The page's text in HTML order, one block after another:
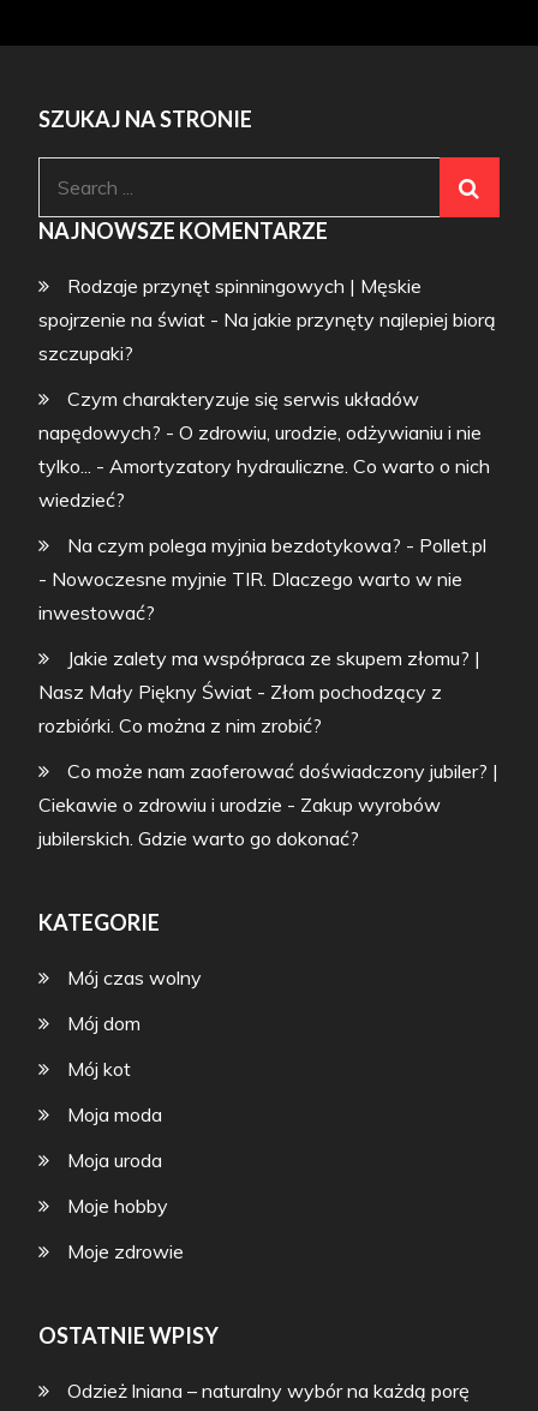
SZUKAJ NA STRONIE
NAJNOWSZE KOMENTARZE
Rodzaje przynęt spinningowych | Męskie
spojrzenie na świat - Na jakie przynęty najlepiej biorą
szczupaki?
Czym charakteryzuje się serwis układów
napędowych? - O zdrowiu, urodzie, odżywianiu i nie
tylko... -Amortyzatory hydrauliczne. Co warto o nich
wiedzieć?
Na czym polega myjnia bezdotykowa? - Pollet.pl
- Nowoczesne myjnie TIR. Dlaczego warto w nie
inwestować?
Jakie zalety ma współpraca ze skupem złomu? |
Nasz Mały Piękny Świat - Złom pochodzący z
rozbiórki. Co można z nim zrobić?
Co może nam zaoferować doświadczony jubiler? |
Ciekawie o zdrowiu i urodzie - Zakup wyrobów
jubilerskich. Gdzie warto go dokonać?
KATEGORIE
Mój czas wolny
Mój dom
Mój kot
Moja moda
Moja uroda
Moje hobby
Moje zdrowie
OSTATNIE WPISY
Odzież lniana – naturalny wybór na każdą porę